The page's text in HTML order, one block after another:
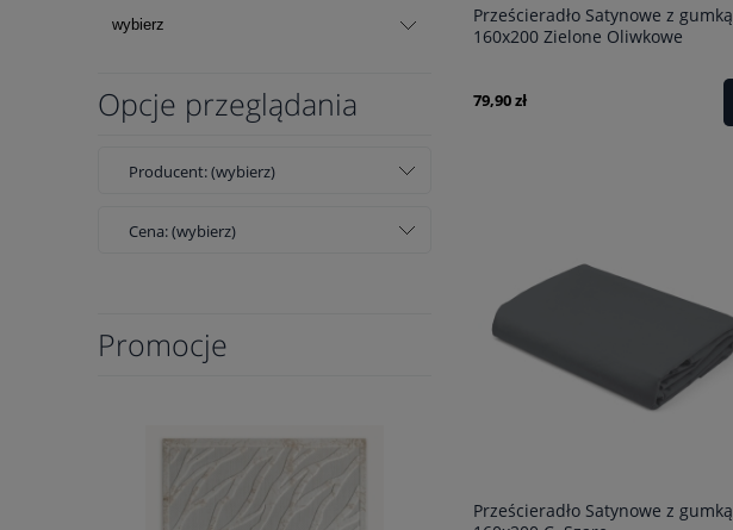
Opcje przeglądania
Producent: (wybierz)
Cena: (wybierz)
Promocje
Prześcieradło Satynowe z gumką
160x200 Zielone Oliwkowe
79,90 zł
Prześcieradło Satynowe z gumką